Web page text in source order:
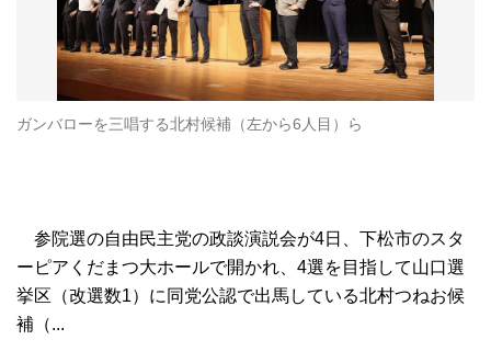
ガンバローを三唱する北村候補（左から6人目）ら
参院選の自由民主党の政談演説会が4日、下松市のスタ
ーピアくだまつ大ホールで開かれ、4選を目指して山口選
挙区（改選数1）に同党公認で出馬している北村つねお候
補（...